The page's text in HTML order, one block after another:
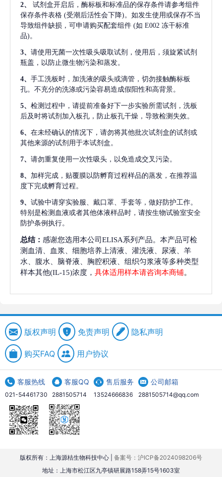
2、
试剂盒开启后，酶标板和标准品的保存条件请参考组件
保存条件表格 (受潮后活性会下降)。如发生使用或保存不当
导致组件缺损，可申请购买配套组件 (如 E002 冻干标准
品)。
3、 请使用无菌一次性吸头吸取试剂，使用后，须旋紧试剂
瓶盖，以防止微生物污染和蒸发。
4、 手工洗板时，加洗液的吸头或滴管，切勿接触酶标板
孔。不充分的洗涤或污染容易造成假阳性和高背景。
5、 检测过程中，请提前准备好下一步实验所需试剂，洗板
后及时将试剂加入板孔，防止板孔干燥，导致检测失效。
6、 在未经确认的情况下，请勿将其他批次试剂盒的试剂或
其他来源的试剂用于本试剂盒。
7、 请勿重复使用一次性吸头，以免造成交叉污染。
8、 加样完成，贴覆膜以防孵育过程样品的蒸发，在推荐温
度下完成孵育过程。
9、 试验中请穿实验服、戴口罩、手套等，做好防护工作。
特别是检测血液或者其他体液样品时，请按生物试验室安全
防护条例执行。
总结： 感谢您选用本公司ELISA系列产品。本产品可检
测血清、血浆、细胞培养上清液、灌洗液、尿液、羊
水、腹水、脑脊液、胸腔积液、组织匀浆液等多种类型
样本其他(IL-15)浓度， 具体适用样本请咨询本商铺。
版权声明 免责声明 隐私声明
购买FAQ 用户协议
客服热线
021-54461730
客服QQ
2881505714
售后服务
13524666836
公司邮箱
2881505714@qq.com
版权所有：上海源桔生物科技中心 | 备案号：沪ICP备2024098206号
地址：上海市松江区九亭镇研展路158弄15号1603室